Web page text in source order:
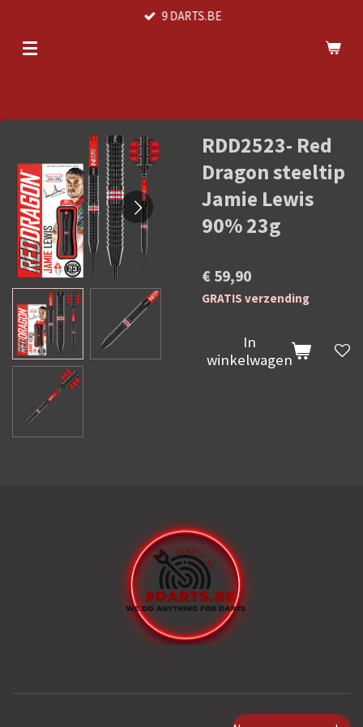
naar
9 DARTS.BE
RDD2523- Red
Dragon steeltip
Jamie Lewis
90% 23g
€ 59,90
GRATIS verzending
In
winkelwagen